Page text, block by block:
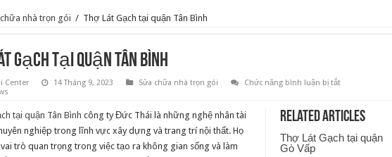
nhà trọn gói / Thợ Lát Gạch tại quận Tân Bình
Gạch tại quận Tân Bình
Center 14 Tháng 9, 2023 Sửa chữa nhà trọn gói Chức năng bình luận bị tắtở
Gạch
tại
Tân
Bình
Related Articles
Thợ Lát Gạch tại quận
Gò Vấp
tại quận Tân Bình công ty Đức Thái là những nghệ nhân tài
nghiệp trong lĩnh vực xây dựng và trang trí nội thất. Họ
trò quan trọng trong việc tạo ra không gian sống và làm